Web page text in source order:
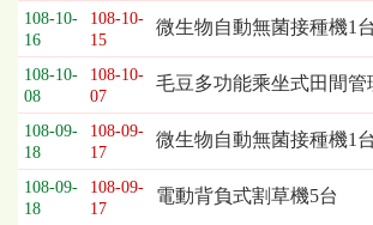
位
依
序
為：
開
標
日
期、
截
108-10-
16
108-10-
15
微生物自動無菌接種機1台
108-10-
08
108-10-
07
毛豆多功能乘坐式田間管
108-09-
18
108-09-
17
微生物自動無菌接種機1
108-09-
18
108-09-
17
電動背負式割草機5台